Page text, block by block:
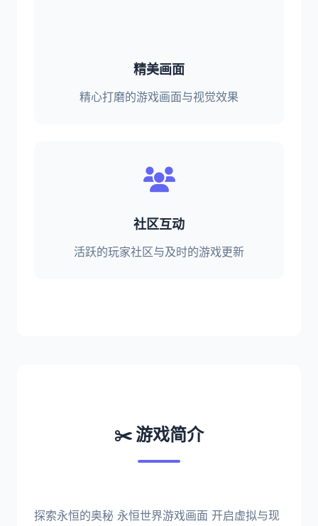
精美画面
精心打磨的游戏画面与视觉效果
社区互动
活跃的玩家社区与及时的游戏更新
✂️ 游戏简介
探索永恒的奥秘 永恒世界游戏画面 开启虚拟与现